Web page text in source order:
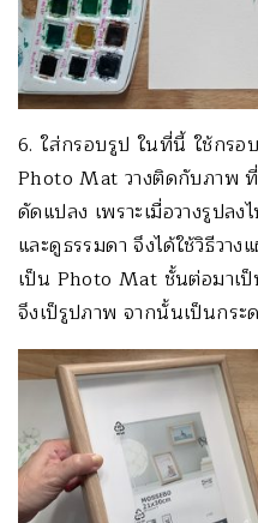
6. ใส่กรอบรูป ในที่นี้ ใช้กร
Photo Mat วางติดกับภาพ
ดัดแปลง เพราะเมื่อวางรูปล
และดูธรรมดา จึงได้ใช้วิธีวา
เป็น Photo Mat ชั้นต่อมาเป็
จึงเป็รูปภาพ จากนั้นเป็นกร